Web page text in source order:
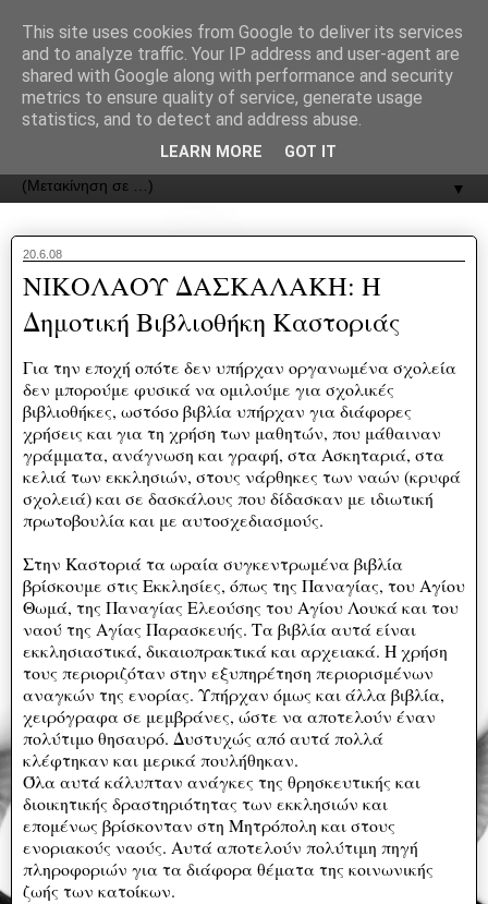
ΟΔΟΣ
▼
20.6.08
ΝΙΚΟΛΑΟΥ ΔΑΣΚΑΛΑΚΗ: Η
Δημοτική Βιβλιοθήκη Καστοριάς
Για την εποχή οπότε δεν υπήρχαν οργανωμένα σχολεία
δεν μπορούμε φυσικά να ομιλούμε για σχολικές
βιβλιοθήκες, ωστόσο βιβλία υπήρχαν για διάφορες
χρήσεις και για τη χρήση των μαθητών, που μάθαιναν
γράμματα, ανάγνωση και γραφή, στα Ασκηταριά, στα
κελιά των εκκλησιών, στους νάρθηκες των ναών (κρυφά
σχολειά) και σε δασκάλους που δίδασκαν με ιδιωτική
πρωτοβουλία και με αυτοσχεδιασμούς.
Στην Καστοριά τα ωραία συγκεντρωμένα βιβλία
βρίσκουμε στις Εκκλησίες, όπως της Παναγίας, του Αγίου
Θωμά, της Παναγίας Ελεούσης του Αγίου Λουκά και του
ναού της Αγίας Παρασκευής. Τα βιβλία αυτά είναι
εκκλησιαστικά, δικαιοπρακτικά και αρχειακά. Η χρήση
τους περιοριζόταν στην εξυπηρέτηση περιορισμένων
αναγκών της ενορίας. Υπήρχαν όμως και άλλα βιβλία,
χειρόγραφα σε μεμβράνες, ώστε να αποτελούν έναν
πολύτιμο θησαυρό. Δυστυχώς από αυτά πολλά
κλέφτηκαν και μερικά πουλήθηκαν.
Όλα αυτά κάλυπταν ανάγκες της θρησκευτικής και
διοικητικής δραστηριότητας των εκκλησιών και
επομένως βρίσκονταν στη Μητρόπολη και στους
ενοριακούς ναούς. Αυτά αποτελούν πολύτιμη πηγή
πληροφοριών για τα διάφορα θέματα της κοινωνικής
ζωής των κατοίκων.
This site uses cookies from Google to deliver its services
and to analyze traffic. Your IP address and user-agent are
shared with Google along with performance and security
metrics to ensure quality of service, generate usage
statistics, and to detect and address abuse.
LEARN MORE GOT IT